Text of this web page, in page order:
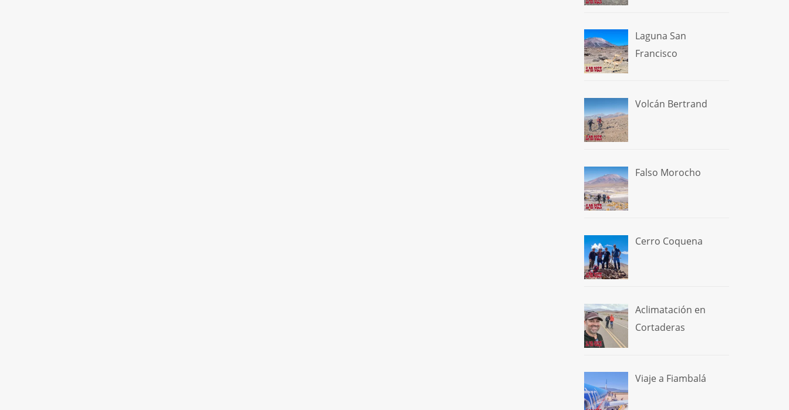
Laguna San
Francisco
Volcán Bertrand
Falso Morocho
Cerro Coquena
Aclimatación en
Cortaderas
Viaje a Fiambalá